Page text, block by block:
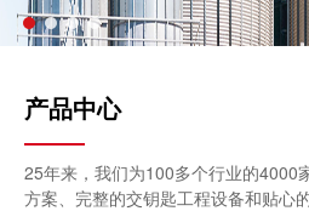
产品中心
25年来，我们为100多个行业的4000
方案、完整的交钥匙工程设备和贴心